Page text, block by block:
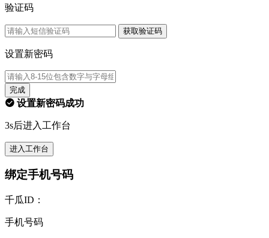
验证码
获取验证码
设置新密码
完成
设置新密码成功
3s后进入工作台
进入工作台
绑定手机号码
千瓜ID：
手机号码